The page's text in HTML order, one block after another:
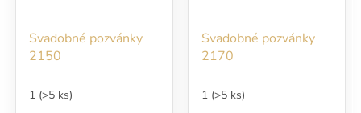
Svadobné pozvánky
2150
1 (>5 ks)
Svadobné pozvánky
2170
1 (>5 ks)